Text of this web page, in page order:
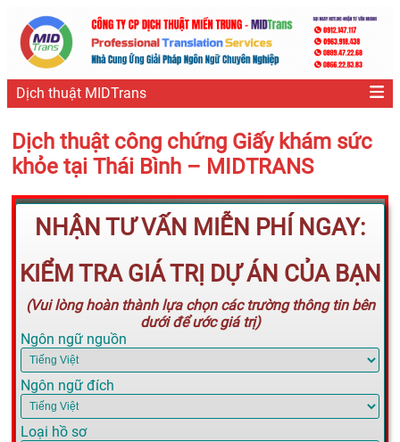
Dịch thuật MIDTrans
Dịch thuật công chứng Giấy khám sức
khỏe tại Thái Bình – MIDTRANS
NHẬN TƯ VẤN MIỄN PHÍ NGAY:
KIỂM TRA GIÁ TRỊ DỰ ÁN CỦA BẠN
(Vui lòng hoàn thành lựa chọn các trường thông tin bên
dưới để ước giá trị)
Ngôn ngữ nguồn
Ngôn ngữ đích
Loại hồ sơ